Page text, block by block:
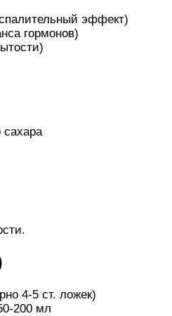
эффект)
гормонов)
сахара
4-5 ст. ложек)
200 мл